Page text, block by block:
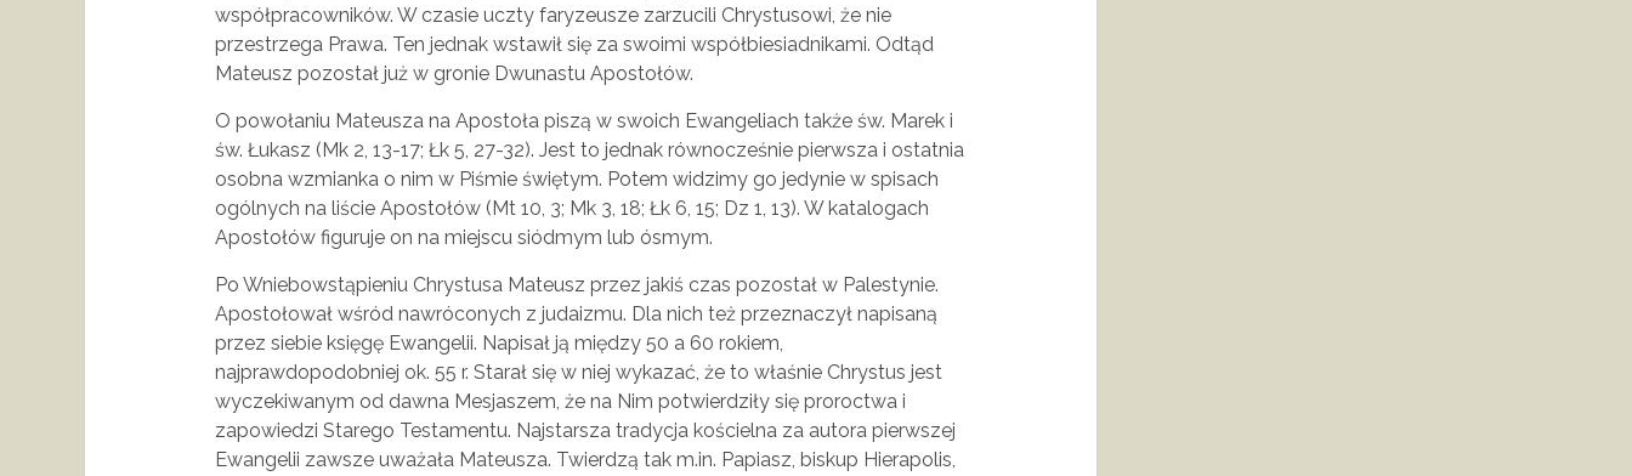
współpracowników. W czasie uczty faryzeusze zarzucili Chrystusowi, że nie
przestrzega Prawa. Ten jednak wstawił się za swoimi współbiesiadnikami. Odtąd
Mateusz pozostał już w gronie Dwunastu Apostołów.
O powołaniu Mateusza na Apostoła piszą w swoich Ewangeliach także św. Marek i
św. Łukasz (Mk 2, 13-17; Łk 5, 27-32). Jest to jednak równocześnie pierwsza i ostatnia
osobna wzmianka o nim w Piśmie świętym. Potem widzimy go jedynie w spisach
ogólnych na liście Apostołów (Mt 10, 3; Mk 3, 18; Łk 6, 15; Dz 1, 13). W katalogach
Apostołów figuruje on na miejscu siódmym lub ósmym.
Po Wniebowstąpieniu Chrystusa Mateusz przez jakiś czas pozostał w Palestynie.
Apostołował wśród nawróconych z judaizmu. Dla nich też przeznaczył napisaną
przez siebie księgę Ewangelii. Napisał ją między 50 a 60 rokiem,
najprawdopodobniej ok. 55 r. Starał się w niej wykazać, że to właśnie Chrystus jest
wyczekiwanym od dawna Mesjaszem, że na Nim potwierdziły się proroctwa i
zapowiedzi Starego Testamentu. Najstarsza tradycja kościelna za autora pierwszej
Ewangelii zawsze uważała Mateusza. Twierdzą tak m.in. Papiasz, biskup Hierapolis,